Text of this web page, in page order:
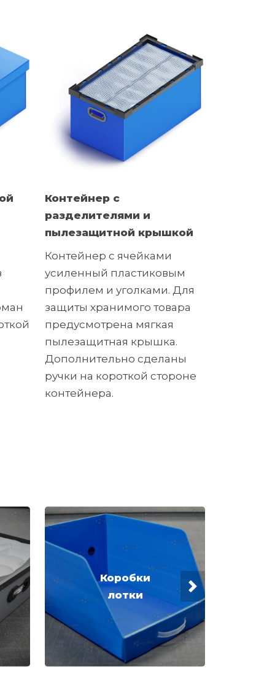
Контейнер с
разделителями и
пылезащитной крышкой
Контейнер с ячейками
усиленный пластиковым
профилем и уголками. Для
защиты хранимого товара
предусмотрена мягкая
пылезащитная крышка.
Дополнительно сделаны
ручки на короткой стороне
контейнера.
Коробки
лотки